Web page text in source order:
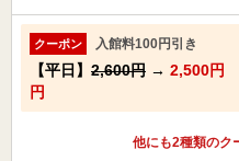
クーポン 入館料100円引き
【平日】 2,600円 → 2,500円
円
他にも2種類のク